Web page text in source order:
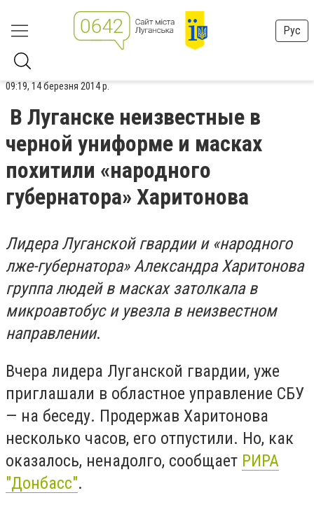
Рус
09:19, 14 березня 2014 р.
В Луганске неизвестные в
черной униформе и масках
похитили «народного
губернатора» Харитонова
Лидера Луганской гвардии и «народного
лже-губернатора» Александра Харитонова
группа людей в масках затолкала в
микроавтобус и увезла в неизвестном
направлении.
Вчера лидера Луганской гвардии, уже
приглашали в областное управление СБУ
— на беседу. Продержав Харитонова
несколько часов, его отпустили. Но, как
оказалось, ненадолго, сообщает РИРА
"Донбасс".